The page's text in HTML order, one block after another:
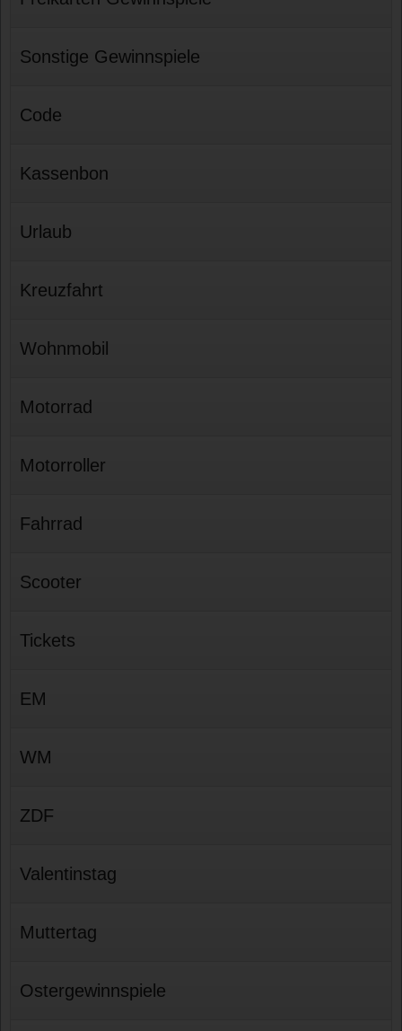
Sonstige Gewinnspiele
Code
Kassenbon
Urlaub
Kreuzfahrt
Wohnmobil
Motorrad
Motorroller
Fahrrad
Scooter
Tickets
EM
WM
ZDF
Valentinstag
Muttertag
Ostergewinnspiele